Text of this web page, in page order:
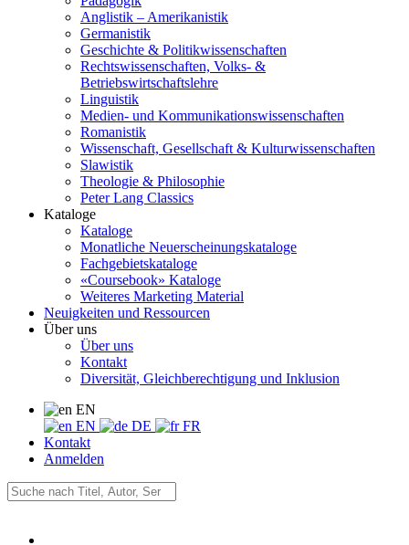
Anglistik – Amerikanistik
Germanistik
Geschichte & Politikwissenschaften
Rechtswissenschaften, Volks- &
Betriebswirtschaftslehre
Linguistik
Medien- und Kommunikationswissenschaften
Romanistik
Wissenschaft, Gesellschaft & Kulturwissenschaften
Slawistik
Theologie & Philosophie
Peter Lang Classics
Kataloge
Kataloge
Monatliche Neuerscheinungskataloge
Fachgebietskataloge
«Coursebook» Kataloge
Weiteres Marketing Material
Neuigkeiten und Ressourcen
Über uns
Über uns
Kontakt
Diversität, Gleichberechtigung und Inklusion
EN
EN
DE
FR
Kontakt
Anmelden